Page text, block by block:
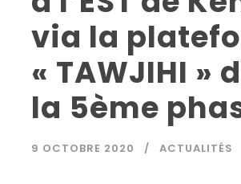
via la
« TAWJIHI »
la 5ème
9 OCTOBRE 2020 ACTUALITÉS